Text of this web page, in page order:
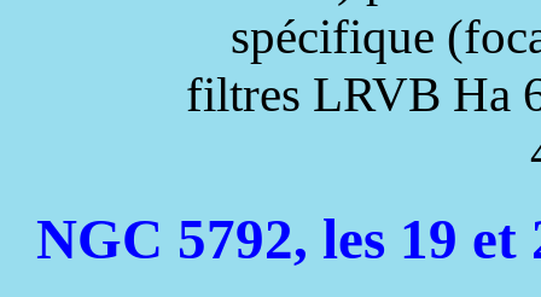
spécifique
filtres LRVB Ha
NGC 5792, les 19